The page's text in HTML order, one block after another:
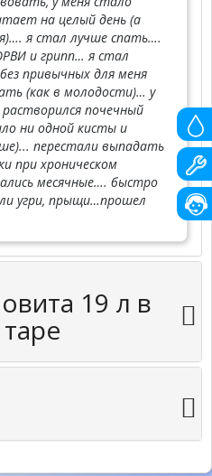
на целый день (а
я стал лучше спать….
и грипп… я стал
привычных для меня
(как в молодости)… у
почечный
ни одной кисты и
перестали выпадать
при хроническом
месячные…. быстро
угри, прыщи…прошел
19 л в